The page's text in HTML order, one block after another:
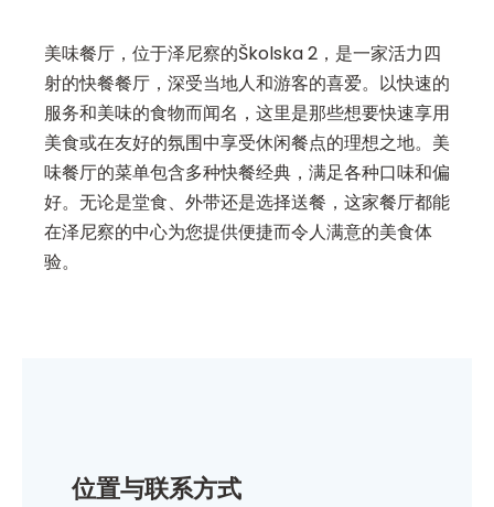
美味餐厅，位于泽尼察的Školska 2，是一家活力四
射的快餐餐厅，深受当地人和游客的喜爱。以快速的
服务和美味的食物而闻名，这里是那些想要快速享用
美食或在友好的氛围中享受休闲餐点的理想之地。美
味餐厅的菜单包含多种快餐经典，满足各种口味和偏
好。无论是堂食、外带还是选择送餐，这家餐厅都能
在泽尼察的中心为您提供便捷而令人满意的美食体
验。
位置与联系方式